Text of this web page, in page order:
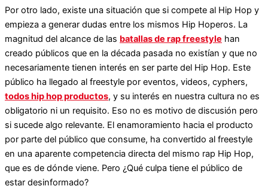
Por otro lado, existe una situación que si compete al Hip Hop y
empieza a generar dudas entre los mismos Hip Hoperos. La
magnitud del alcance de las batallas de rap freestyle han
creado públicos que en la década pasada no existían y que no
necesariamente tienen interés en ser parte del Hip Hop. Este
público ha llegado al freestyle por eventos, videos, cyphers,
todos hip hop productos, y su interés en nuestra cultura no es
obligatorio ni un requisito. Eso no es motivo de discusión pero
si sucede algo relevante. El enamoramiento hacia el producto
por parte del público que consume, ha convertido al freestyle
en una aparente competencia directa del mismo rap Hip Hop,
que es de dónde viene. Pero ¿Qué culpa tiene el público de
estar desinformado?